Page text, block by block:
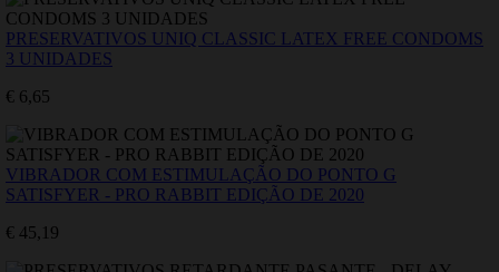
PRESERVATIVOS UNIQ CLASSIC LATEX FREE CONDOMS
3 UNIDADES
€ 6,65
VIBRADOR COM ESTIMULAÇÃO DO PONTO G
SATISFYER - PRO RABBIT EDIÇÃO DE 2020
€ 45,19